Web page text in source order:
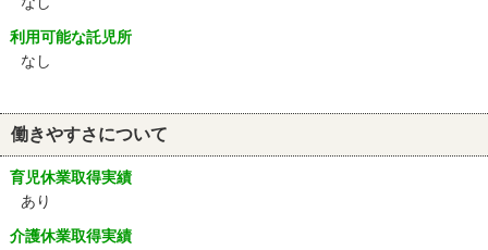
利用可能な託児所
なし
働きやすさについて
育児休業取得実績
あり
介護休業取得実績